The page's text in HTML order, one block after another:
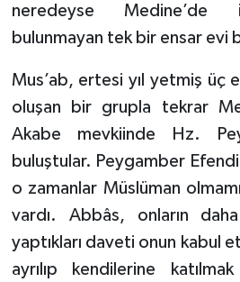
neredeyse Medine’de
bulunmayan tek bir ensar evi
Mus’ab, ertesi yıl yetmiş üç
oluşan bir grupla tekrar
Akabe mevkiinde Hz.
buluştular. Peygamber
o zamanlar Müslüman
vardı. Abbâs, onların
yaptıkları daveti onun kabul
ayrılıp kendilerine
Karaman Müftülüğü
Kars Müftülüğü
Kastamonu Müftülüğü
Kayseri Müftülüğü
Kilis Müftülüğü